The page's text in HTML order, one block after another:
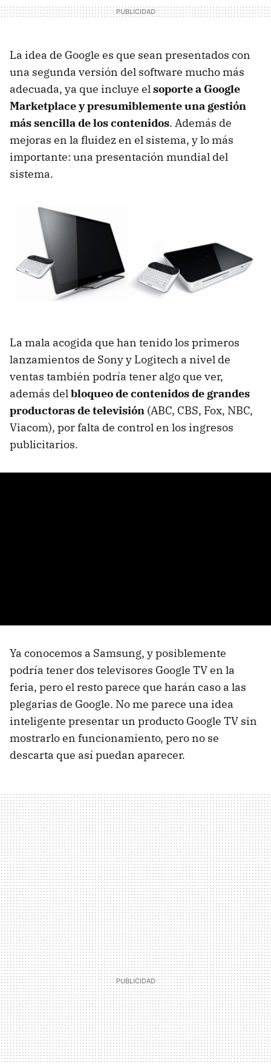
La idea de Google es que sean presentados con
una segunda versión del software mucho más
adecuada, ya que incluye elsoporte a Google
Marketplace y presumiblemente una gestión
más sencilla de los contenidos. Además de
mejoras en la fluidez en el sistema, y lo más
importante: una presentación mundial del
sistema.
La mala acogida que han tenido los primeros
lanzamientos de Sony y Logitech a nivel de
ventas también podría tener algo que ver,
además delbloqueo de contenidos de grandes
productoras de televisión (ABC, CBS, Fox, NBC,
Viacom), por falta de control en los ingresos
publicitarios.
Ya conocemos a Samsung, y posiblemente
podría tener dos televisores Google TV en la
feria, pero el resto parece que harán caso a las
plegarias de Google. No me parece una idea
inteligente presentar un producto Google TV sin
mostrarlo en funcionamiento, pero no se
descarta que así puedan aparecer.